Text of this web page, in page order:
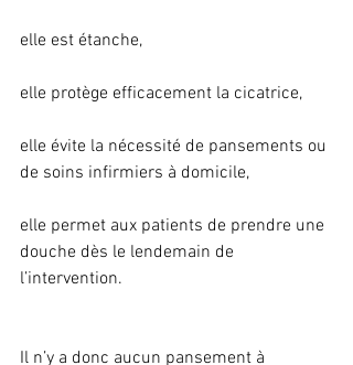
elle est étanche,
elle protège efficacement la cicatrice,
elle évite la nécessité de pansements ou
de soins infirmiers à domicile,
elle permet aux patients de prendre une
douche dès le lendemain de
l’intervention.
Il n’y a donc aucun pansement à